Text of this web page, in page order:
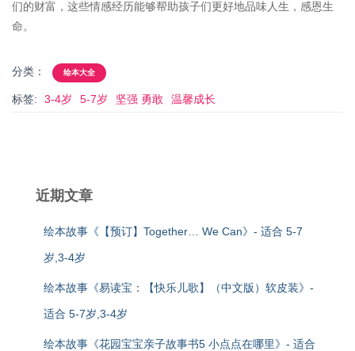
们的财富，这些情感经历能够帮助孩子们更好地品味人生，感恩生
命。
分类： 绘本大全
标签: 3-4岁 5-7岁 坚强 勇敢 温馨成长
近期文章
绘本故事《【预订】Together… We Can》- 适合 5-7
岁,3-4岁
绘本故事《易读宝：【快乐儿歌】（中文版）软皮装》-
适合 5-7岁,3-4岁
绘本故事《花园宝宝亲子故事书5 小点点在哪里》- 适合